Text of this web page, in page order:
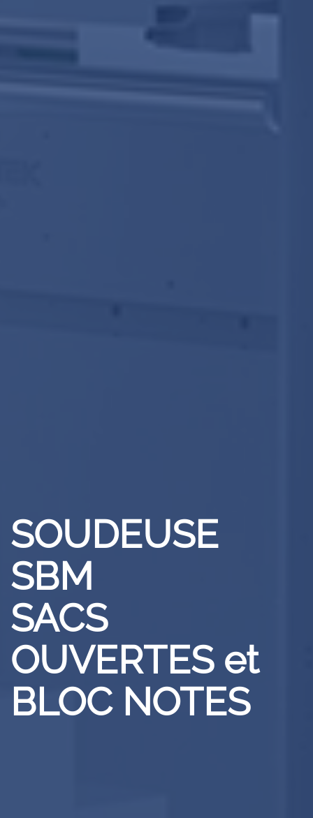
SOUDEUSE
SBM
SACS
OUVERTES et
BLOC NOTES